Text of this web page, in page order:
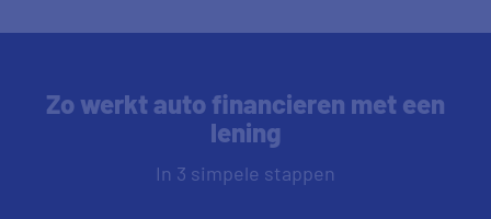
Zo werkt auto financieren met een
lening
In 3 simpele stappen